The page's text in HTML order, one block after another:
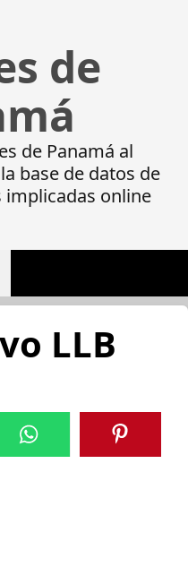
de
de Panamá al
base de datos de
implicadas online
LLB